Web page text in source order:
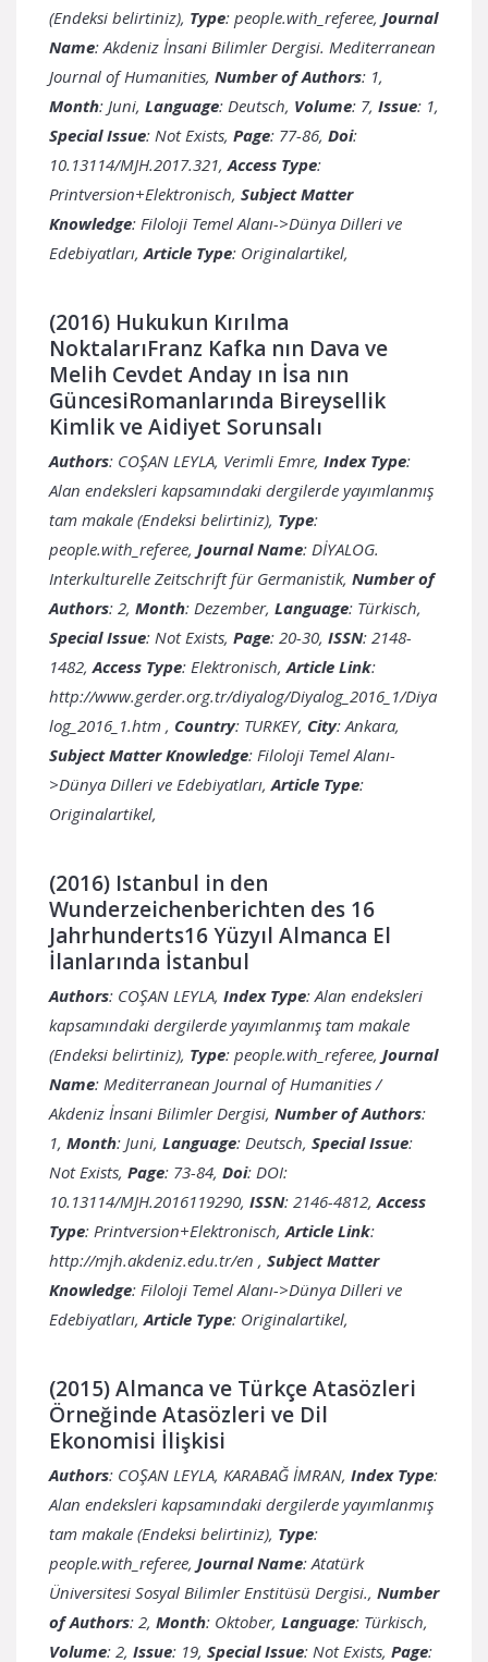
(Endeksi belirtiniz), Type: people.with_referee, Journal
Name: Akdeniz İnsani Bilimler Dergisi. Mediterranean
Journal of Humanities, Number of Authors: 1,
Month: Juni, Language: Deutsch, Volume: 7, Issue: 1,
Special Issue: Not Exists, Page: 77-86, Doi:
10.13114/MJH.2017.321, Access Type:
Printversion+Elektronisch, Subject Matter
Knowledge: Filoloji Temel Alanı->Dünya Dilleri ve
Edebiyatları, Article Type: Originalartikel,
(2016) Hukukun Kırılma
NoktalarıFranz Kafka nın Dava ve
Melih Cevdet Anday ın İsa nın
GüncesiRomanlarında Bireysellik
Kimlik ve Aidiyet Sorunsalı
Authors: COŞAN LEYLA, Verimli Emre, Index Type:
Alan endeksleri kapsamındaki dergilerde yayımlanmış
tam makale (Endeksi belirtiniz), Type:
people.with_referee, Journal Name: DİYALOG.
Interkulturelle Zeitschrift für Germanistik, Number of
Authors: 2, Month: Dezember, Language: Türkisch,
Special Issue: Not Exists, Page: 20-30, ISSN: 2148-
1482, Access Type: Elektronisch, Article Link:
http://www.gerder.org.tr/diyalog/Diyalog_2016_1/Diya
log_2016_1.htm , Country: City: Ankara,
Subject Matter Knowledge: Filoloji Temel Alanı-
>Dünya Dilleri ve Edebiyatları, Article Type:
Originalartikel,
(2016) Istanbul in den
Wunderzeichenberichten des 16
Jahrhunderts16 Yüzyıl Almanca El
İlanlarında İstanbul
Authors: COŞAN LEYLA, Index Type: Alan endeksleri
kapsamındaki dergilerde yayımlanmış tam makale
(Endeksi belirtiniz), Type: people.with_referee, Journal
Name: Mediterranean Journal of Humanities /
Akdeniz İnsani Bilimler Dergisi, Number of Authors:
1, Month: Juni, Language: Deutsch, Special Issue:
Not Exists, Page: 73-84, Doi: DOI:
10.13114/MJH.2016119290, ISSN: 2146-4812, Access
Type: Printversion+Elektronisch, Article Link:
http://mjh.akdeniz.edu.tr/en , Subject Matter
Knowledge: Filoloji Temel Alanı->Dünya Dilleri ve
Edebiyatları, Article Type: Originalartikel,
(2015) Almanca ve Türkçe Atasözleri
Örneğinde Atasözleri ve Dil
Ekonomisi İlişkisi
Authors: COŞAN LEYLA, KARABAĞ İMRAN, Index Type:
Alan endeksleri kapsamındaki dergilerde yayımlanmış
tam makale (Endeksi belirtiniz), Type:
people.with_referee, Journal Name: Atatürk
Üniversitesi Sosyal Bilimler Enstitüsü Dergisi., Number
of Authors: 2, Month: Oktober, Language: Türkisch,
Volume: 2, Issue: 19, Special Issue: Not Exists, Page: